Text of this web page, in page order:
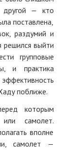
— кто
поставлена,
раздумий и
решился выйти
групповые
и практика
поближе.
которым
самолет.
вполне
самолет —